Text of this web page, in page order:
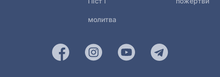
молитва